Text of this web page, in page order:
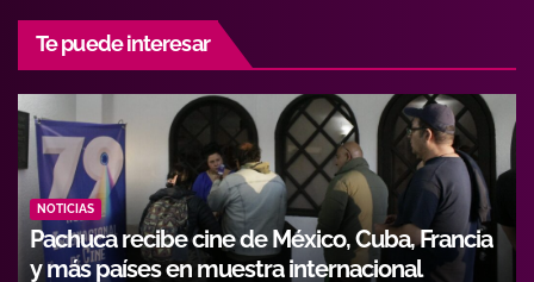
Te puede interesar
NOTICIAS
Hidalgo fortalece formación de operadores
con alianza entre Icathi y GEMI